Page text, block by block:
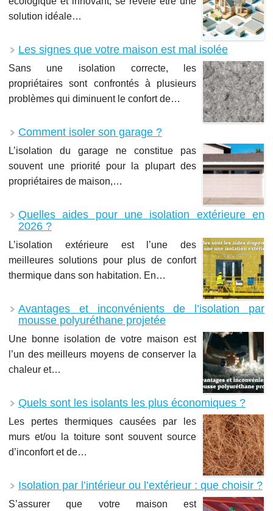
solution idéale…
Les signes que votre maison est mal isolée
Sans une isolation correcte, les
propriétaires sont confrontés à plusieurs
problèmes qui diminuent le confort de…
Comment isoler son garage ?
L’isolation du garage ne constitue pas
souvent une priorité pour la plupart des
propriétaires de maison,…
Quelles aides pour une isolation extérieure en
2026 ?
L’isolation extérieure est l’une des
meilleures solutions pour plus de confort
thermique dans son habitation. En…
Avantages et inconvénients de l’isolation par
mousse polyuréthane projetée
Une bonne isolation de votre maison est
l’un des meilleurs moyens de conserver la
chaleur et…
Quels sont les isolants les plus économiques ?
Les pertes thermiques causées par les
murs et/ou la toiture sont souvent source
d’inconfort et de…
Isolation par l’intérieur ou l’extérieur : que choisir ?
S’assurer que votre maison est